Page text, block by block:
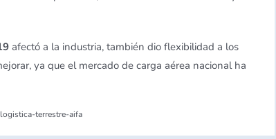
afectó a la industria, también dio flexibilidad a los
ya que el mercado de carga aérea nacional ha
terrestre-aifa